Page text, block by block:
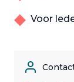
Voor